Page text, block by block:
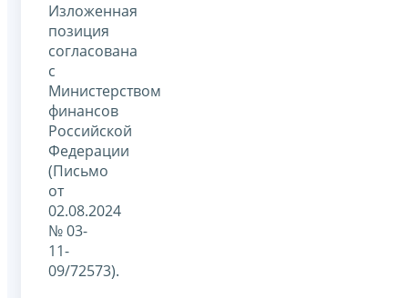
Изложенная
позиция
согласована
с
Министерством
финансов
Российской
Федерации
(Письмо
от
02.08.2024
№ 03-
11-
09/72573).